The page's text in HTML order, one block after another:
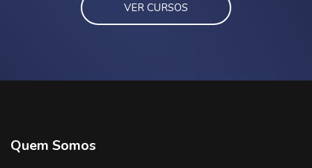
VER CURSOS
Quem Somos